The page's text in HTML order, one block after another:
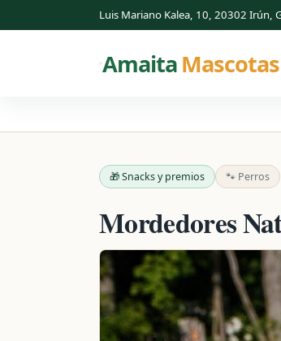
Luis Mariano Kalea, 10, 20302 Irún,
AmaitaMascotas
🎁 Snacks y premios 🐾 Perros
Mordedores